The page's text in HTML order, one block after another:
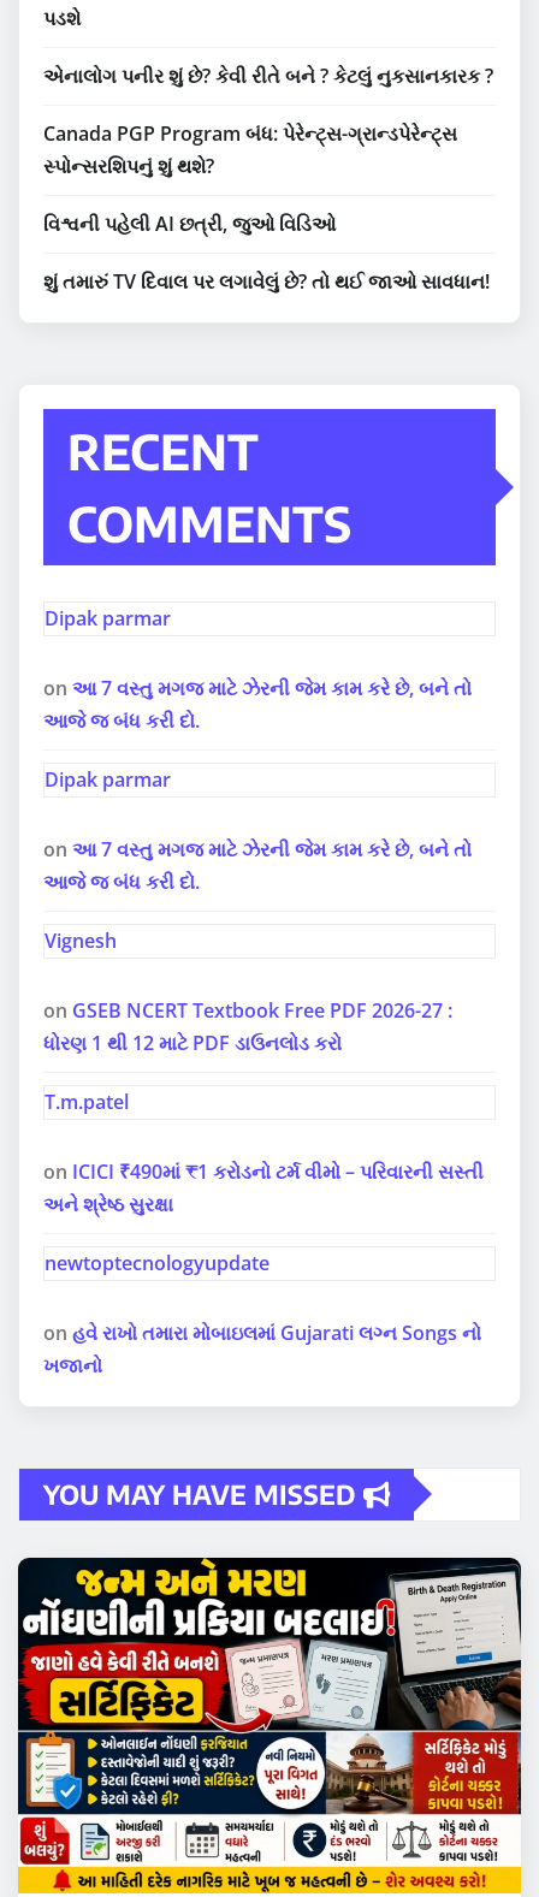
પડશે
એનાલોગ પનીર શું છે? કેવી રીતે બને ? કેટલું નુકસાનકારક ?
Canada PGP Program બંધ: પેરેન્ટ્સ-ગ્રાન્ડપેરેન્ટ્સ
સ્પોન્સરશિપનું શું થશે?
વિશ્વની પહેલી AI છત્રી, જુઓ વિડિઓ
શું તમારું TV દિવાલ પર લગાવેલું છે? તો થઈ જાઓ સાવધાન!
RECENT
COMMENTS
Dipak parmar
on આ 7 વસ્તુ મગજ માટે ઝેરની જેમ કામ કરે છે, બને તો
આજે જ બંધ કરી દો.
Dipak parmar
on આ 7 વસ્તુ મગજ માટે ઝેરની જેમ કામ કરે છે, બને તો
આજે જ બંધ કરી દો.
Vignesh
on GSEB NCERT Textbook Free PDF 2026-27 :
ધોરણ 1 થી 12 માટે PDF ડાઉનલોડ કરો
T.m.patel
on ICICI ₹490માં ₹1 કરોડનો ટર્મ વીમો – પરિવારની સસ્તી
અને શ્રેષ્ઠ સુરક્ષા
newtoptecnologyupdate
on હવે રાખો તમારા મોબાઇલમાં Gujarati લગ્ન Songs નો
ખજાનો
YOU MAY HAVE MISSED